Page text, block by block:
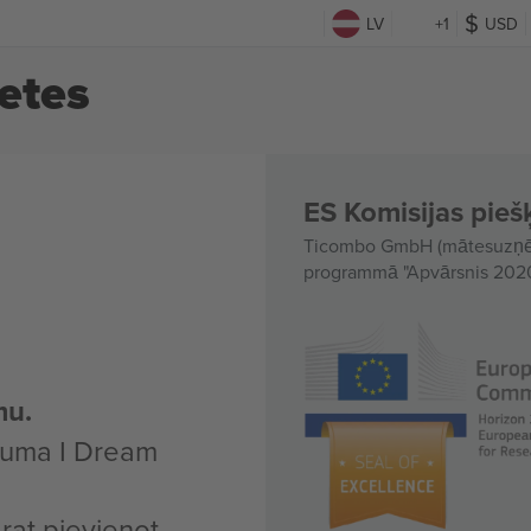
LV +1 USD
I Dream
ES Komisijas
Ticombo GmbH
programmā "Apvārsnis